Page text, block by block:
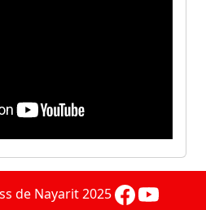
de Nayarit 2025